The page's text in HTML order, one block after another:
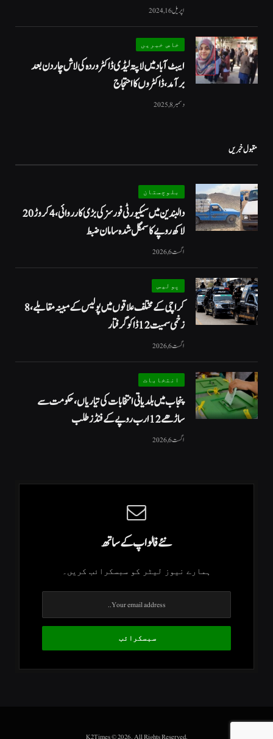
اپریل 16, 2024
خاص خبریں
ایبٹ آباد میں لاپتہ لیڈی ڈاکٹر وردہ کی لاش چار دن بعد
برآمد، ڈاکٹروں کا احتجاج
دسمبر 8, 2025
مقبول خبریں
بلوچستان
دالبندین میں سیکیورٹی فورسز کی بڑی کارروائی، 4 کروڑ 20
لاکھ روپے کا سمگل شدہ سامان ضبط
اگست 6, 2026
پولیس
کراچی کے مختلف علاقوں میں پولیس کے مبینہ مقابلے، 8
زخمی سمیت 12 ڈاکو گرفتار
اگست 6, 2026
انتخابات
پنجاب میں بلدیاتی انتخابات کی تیاریاں، حکومت سے
ساڑھے 12 ارب روپے کے فنڈز طلب
اگست 6, 2026
نئے فالو اپ کے ساتھ
ہمارے نیوز لیٹر کو سبسکرائب کریں۔